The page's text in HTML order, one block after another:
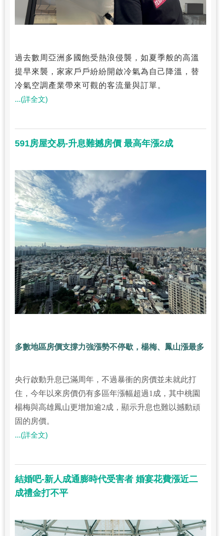
過去數周亞洲多國飽受熱浪侵襲，如夏季般的高溫
提早來襲，家家戶戶紛紛開啟冷氣為自己降溫，替
冷氣空調產業帶來可觀的客流量與訂單。
...(詳全文)
591房屋交易-升息難撼房價 最高年漲2成
多數地區房價支撐力強漲勢不停歇，楊梅、鳳山漲最多
央行啟動升息已滿周年，不過暴衝的房價並未就此打
住，今年以來房價仍有多區年漲幅超過1成，其中桃園
楊梅與高雄鳳山更增加逾2成，顯示升息也難以撼動頑
固的房價。
...(詳全文)
結婚吧-新人成通膨時代受害者 婚宴花費漲近二
成禮金打不平